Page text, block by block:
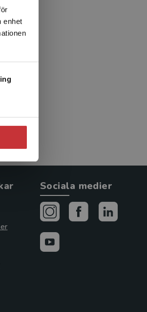
enhet
Sociala medier